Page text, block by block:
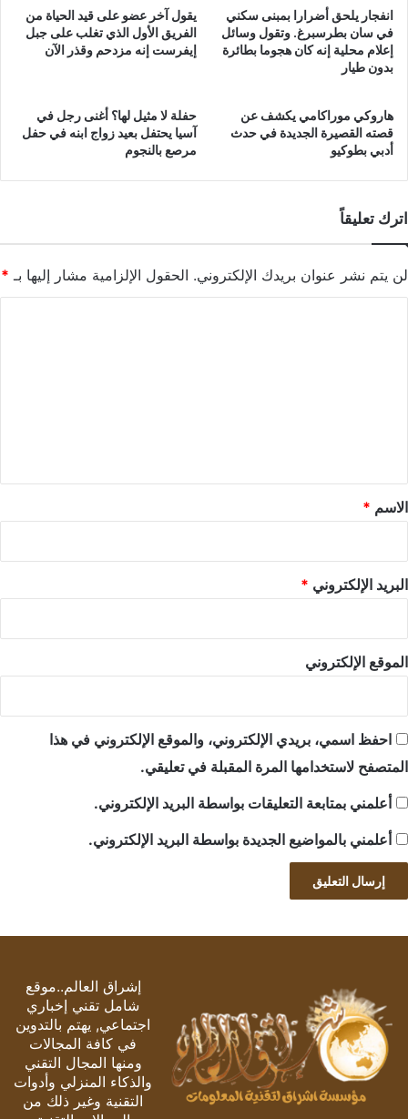
انفجار يلحق أضرارا بمبنى سكني
في سان بطرسبرغ. وتقول وسائل
إعلام محلية إنه كان هجوما بطائرة
بدون طيار
يقول آخر عضو على قيد الحياة من
الفريق الأول الذي تغلب على جبل
إيفرست إنه مزدحم وقذر الآن
هاروكي موراكامي يكشف عن
قصته القصيرة الجديدة في حدث
أدبي بطوكيو
حفلة لا مثيل لها؟ أغنى رجل في
آسيا يحتفل بعيد زواج ابنه في حفل
مرصع بالنجوم
اترك تعليقاً
لن يتم نشر عنوان بريدك الإلكتروني. الحقول الإلزامية مشار إليها بـ *
*
الاسم *
البريد الإلكتروني *
الموقع الإلكتروني
احفظ اسمي، بريدي الإلكتروني، والموقع الإلكتروني في هذا
المتصفح لاستخدامها المرة المقبلة في تعليقي.
أعلمني بمتابعة التعليقات بواسطة البريد الإلكتروني.
أعلمني بالمواضيع الجديدة بواسطة البريد الإلكتروني.
إشراق العالم..موقع
شامل تقني إخباري
اجتماعي, يهتم بالتدوين
في كافة المجالات
ومنها المجال التقني
والذكاء المنزلي وأدوات
التقنية وغير ذلك من